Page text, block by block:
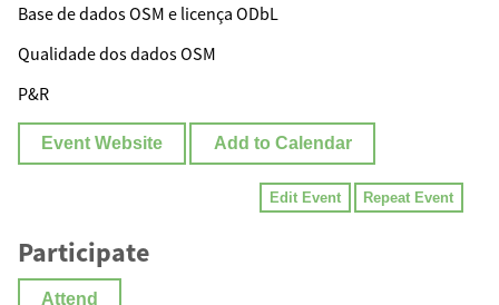
Base de dados OSM e licença ODbL
Qualidade dos dados OSM
P&R
Event Website Add to Calendar
Edit Event Repeat Event
Participate
Attend